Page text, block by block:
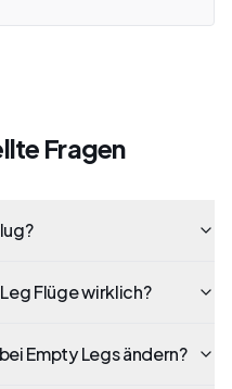
Fragen
Flüge wirklich?
Empty Legs ändern?